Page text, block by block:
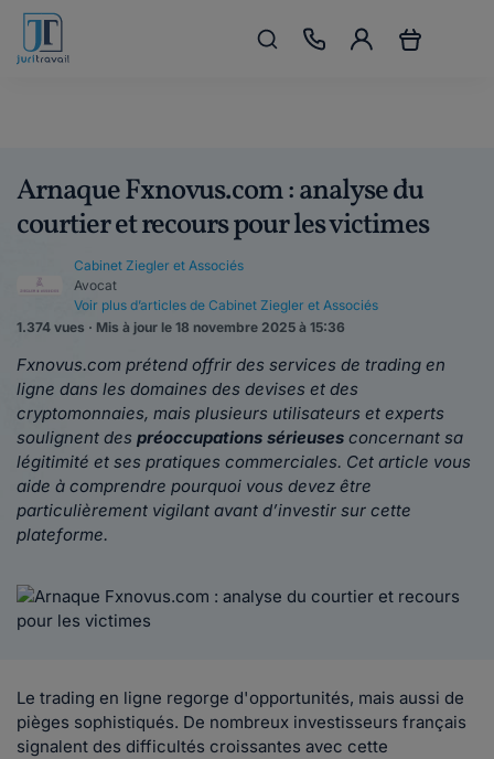
Arnaque Fxnovus.com : analyse du
courtier et recours pour les victimes
Cabinet Ziegler et Associés
Avocat
Voir plus d’articles de Cabinet Ziegler et Associés
1.374 vues · Mis à jour le 18 novembre 2025 à 15:36
Fxnovus.com prétend offrir des services de trading en
ligne dans les domaines des devises et des
cryptomonnaies, mais plusieurs utilisateurs et experts
soulignent des préoccupations sérieuses concernant sa
légitimité et ses pratiques commerciales. Cet article vous
aide à comprendre pourquoi vous devez être
particulièrement vigilant avant d’investir sur cette
plateforme.
Le trading en ligne regorge d'opportunités, mais aussi de
pièges sophistiqués. De nombreux investisseurs français
signalent des difficultés croissantes avec cette